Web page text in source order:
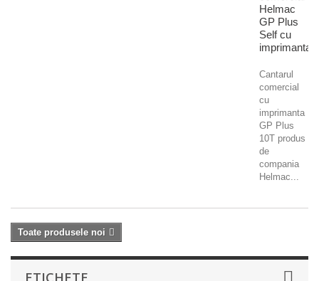
Helmac
GP Plus
Self cu
imprimanta
Cantarul
comercial
cu
imprimanta
GP Plus
10T produs
de
compania
Helmac...
Toate produsele noi
ETICHETE